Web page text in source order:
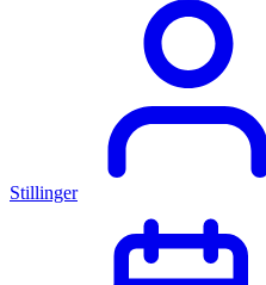
Stillinger